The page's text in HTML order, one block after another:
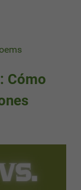
Cómo